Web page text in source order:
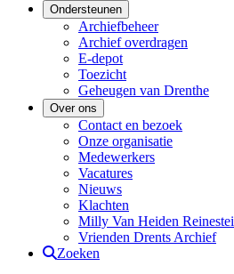
Ondersteunen
Archiefbeheer
Archief overdragen
E-depot
Toezicht
Geheugen van Drenthe
Over ons
Contact en bezoek
Onze organisatie
Medewerkers
Vacatures
Nieuws
Klachten
Milly Van Heiden
Vrienden Drents Archief
Zoeken